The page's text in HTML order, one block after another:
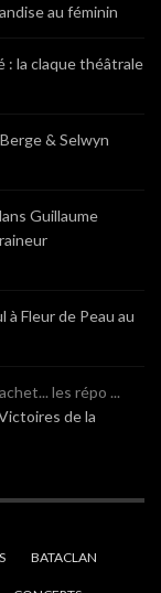
au féminin
: la claque théâtrale
& Selwyn
Guillaume
à Fleur de Peau au
les répo ...
de la
BATACLAN